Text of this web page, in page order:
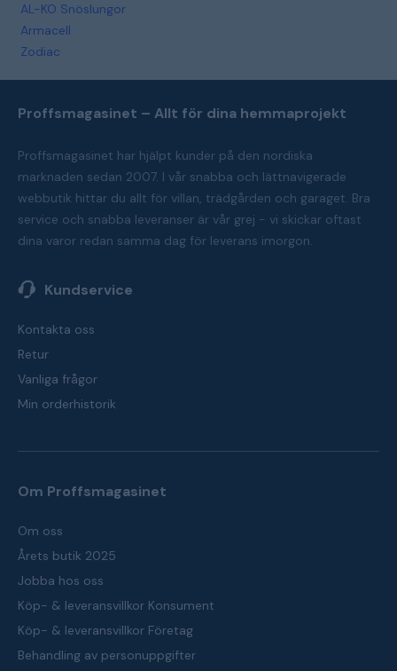
AL-KO Snöslungor
Armacell
Zodiac
Proffsmagasinet – Allt för dina hemmaprojekt
Proffsmagasinet har hjälpt kunder på den nordiska
marknaden sedan 2007. I vår snabba och lättnavigerade
webbutik hittar du allt för villan, trädgården och garaget. Bra
service och snabba leveranser är vår grej - vi skickar oftast
dina varor redan samma dag för leverans imorgon.
Kundservice
Kontakta oss
Retur
Vanliga frågor
Min orderhistorik
Om Proffsmagasinet
Om oss
Årets butik 2025
Jobba hos oss
Köp- & leveransvillkor Konsument
Köp- & leveransvillkor Företag
Behandling av personuppgifter